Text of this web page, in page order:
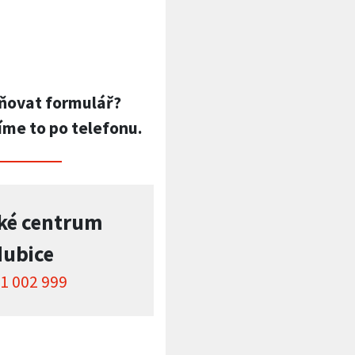
formulář?
to po telefonu.
centrum
002 999